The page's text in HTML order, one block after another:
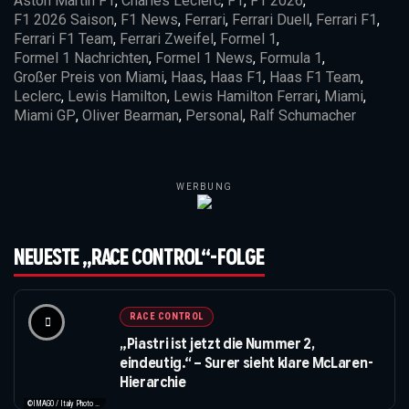
F1 2026 Saison, F1 News, Ferrari, Ferrari Duell, Ferrari F1,
Ferrari F1 Team, Ferrari Zweifel, Formel 1,
Formel 1 Nachrichten, Formel 1 News, Formula 1,
Großer Preis von Miami, Haas, Haas F1, Haas F1 Team,
Leclerc, Lewis Hamilton, Lewis Hamilton Ferrari, Miami,
Miami GP, Oliver Bearman, Personal, Ralf Schumacher
WERBUNG
NEUESTE „RACE CONTROL“-FOLGE
©IMAGO / Italy Photo Press / XPB Images
RACE CONTROL
„Piastri ist jetzt die Nummer 2,
eindeutig.“ – Surer sieht klare McLaren-
Hierarchie